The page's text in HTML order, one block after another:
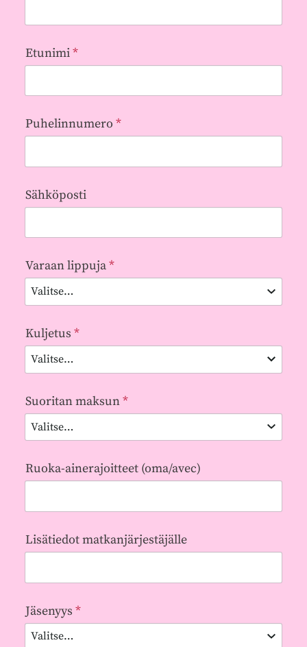
Etunimi*
Puhelinnumero *
Sähköposti
Varaan lippuja*
Kuljetus *
Suoritan maksun*
Ruoka-ainerajoitteet (oma/avec)
Lisätiedot matkanjärjestäjälle
Jäsenyys *